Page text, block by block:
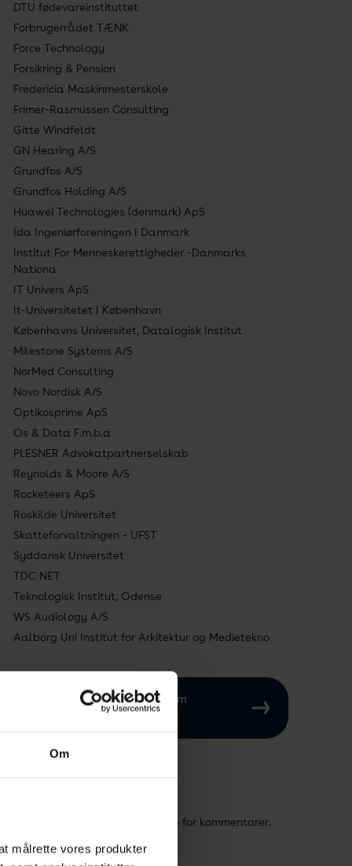
Om
målrette vores produkter
DTU fødevareinstituttet
Forbrugerrådet TÆNK
Force Technology
Forsikring & Pension
Fredericia Maskinmesterskole
Frimer-Rasmussen Consulting
Gitte Windfeldt
GN Hearing A/S
Grundfos A/S
Grundfos Holding A/S
Huawei Technologies (denmark) ApS
Ida Ingeniørforeningen I Danmark
Institut For Menneskerettigheder -Danmarks
Nationa
IT Univers ApS
It-Universitetet I København
Københavns Universitet, Datalogisk Institut
Milestone Systems A/S
NorMed Consulting
Novo Nordisk A/S
Optikosprime ApS
Os & Data F.m.b.a
PLESNER Advokatpartnerselskab
Reynolds & Moore A/S
Rocketeers ApS
Roskilde Universitet
Skatteforvaltningen - UFST
Syddansk Universitet
TDC NET
Teknologisk Institut, Odense
WS Audiology A/S
Aalborg Uni Institut for Arkitektur og Medietekno
Jeg vil gerne vide mere om
, som er åbne for kommentarer.